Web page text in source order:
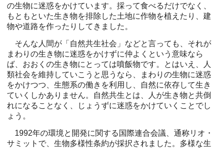
の生物に迷惑をかけています。採って食べるだけでなく、
もともといた生き物を排除した土地に作物を植えたり、建
物や道路を作ったりしてきました。
そんな人間が「自然共生社会」などと言っても、それが
まわりの生き物に迷惑をかけずに仲よくという意味なら
ば、おおくの生き物にとっては噴飯物です。とはいえ、人
類社会を維持していこうと思うなら、まわりの生物に迷惑
をかけつつ、生態系の働きを利用し、自然に依存して生き
ていくしかありません。自然共生とは、人が生き物と共倒
れになることなく、じょうずに迷惑をかけていくことでし
ょう。
1992年の環境と開発に関する国際連合会議、通称リオ・
サミットで、生物多様性条約が採択されました。多様な生